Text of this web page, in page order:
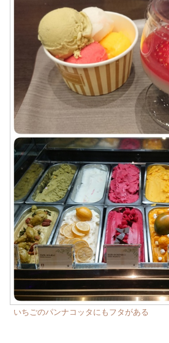
いちごのパンナコッタにもフタがある